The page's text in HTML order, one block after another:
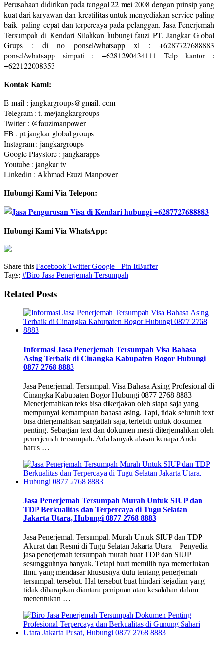
Perusahaan didirikan pada tanggal 22 mei 2008 dengan prinsip yang
kuat dari karyawan dan kreatifitas untuk menyediakan service paling
baik, paling cepat dan terpercaya pada pelanggan. Jasa Penerjemah
Tersumpah di Kendari Silahkan hubungi fauzi PT. Jangkar Global
Grups : di no ponsel/whatsapp xl : +6287727688883
ponsel/whatsapp simpati : +6281290434111 Telp kantor :
+622122008353
Kontak Kami:
E-mail : jangkargroups@gmail. com
Telegram : t. me/jangkargroups
Twitter : @fauzimanpower
FB : pt jangkar global groups
Instagram : jangkargroups
Google Playstore : jangkarapps
Youtube : jangkar tv
Linkedin : Akhmad Fauzi Manpower
Hubungi Kami Via Telepon:
Hubungi Kami Via WhatsApp:
Share this Facebook TwitterGoogle+ Pin ItBuffer
Tags: #Biro Jasa Penerjemah Tersumpah
Related Posts
Informasi Jasa Penerjemah Tersumpah Visa Bahasa
Asing Terbaik di Cinangka Kabupaten Bogor Hubungi
0877 2768 8883
Jasa Penerjemah Tersumpah Visa Bahasa Asing Profesional di
Cinangka Kabupaten Bogor Hubungi 0877 2768 8883 –
Menerjemahkan teks bisa dikerjakan oleh siapa saja yang
mempunyai kemampuan bahasa asing. Tapi, tidak seluruh text
bisa diterjemahkan sangatlah saja, terlebih untuk dokumen
penting. Sebagian text dan dokumen mesti diterjemahkan oleh
penerjemah tersumpah. Ada banyak alasan kenapa Anda
harus …
Jasa Penerjemah Tersumpah Murah Untuk SIUP dan
TDP Berkualitas dan Terpercaya di Tugu Selatan
Jakarta Utara, Hubungi 0877 2768 8883
Jasa Penerjemah Tersumpah Murah Untuk SIUP dan TDP
Akurat dan Resmi di Tugu Selatan Jakarta Utara – Penyedia
jasa penerjemah tersumpah murah buat TDP dan SIUP
sesungguhnya banyak. Tetapi buat memilih nya memerlukan
ilmu yang mendasar khususnya dulu tentang penerjemah
tersumpah tersebut. Hal tersebut buat hindari kejadian yang
tidak diharapkan diantara penipuan atau kesalahan dalam
menentukan …